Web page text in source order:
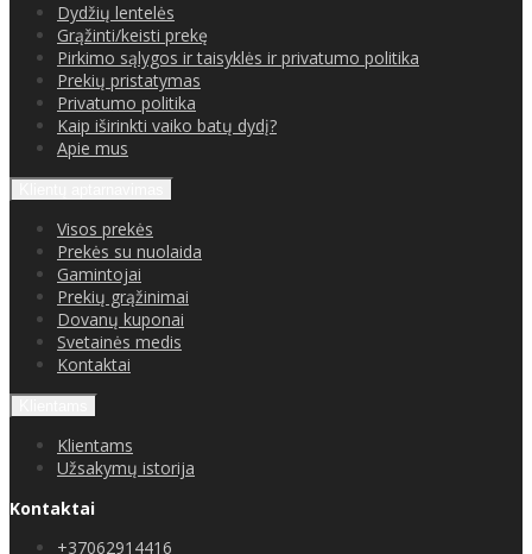
Dydžių lentelės
Grąžinti/keisti prekę
Pirkimo sąlygos ir taisyklės ir privatumo politika
Prekių pristatymas
Privatumo politika
Kaip iširinkti vaiko batų dydį?
Apie mus
Visos prekės
Prekės su nuolaida
Gamintojai
Prekių grąžinimai
Dovanų kuponai
Svetainės medis
Kontaktai
Klientams
Užsakymų istorija
Kontaktai
+37062914416